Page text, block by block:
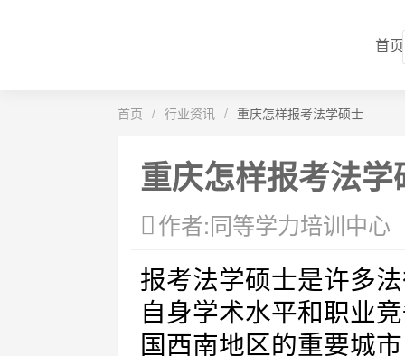
首页
首页 / 行业资讯 / 重庆怎样报考法学硕士
重庆怎样报考法学
作者:同等学力培训中心
报考法学硕士是许多
自身学术水平和职业
国西南地区的重要城